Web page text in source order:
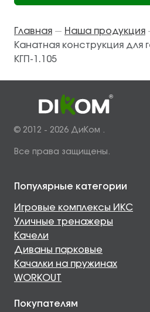
Главная — Наша продукция
Канатная конструкция для
КГП-1.105
© 2012 - 2026 ДиКом .
Все права защищены.
Популярные категории
Игровые комплексы ИКС
Уличные тренажеры
Качели
Диваны парковые
Качалки на пружинах
WORKOUT
Покупателям